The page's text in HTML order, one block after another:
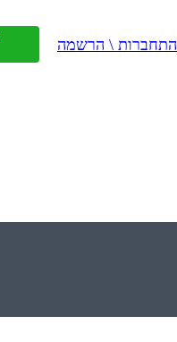
התחברות \ הרשמה